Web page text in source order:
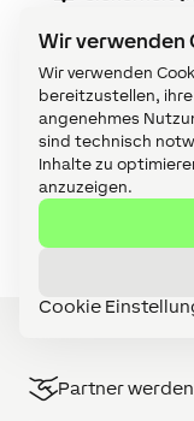
Wir verwenden
Wir verwenden
bereitzustellen,
angenehmes
sind technisch
Inhalte zu
anzuzeigen.
Cookie
Video
Wartung &
Partner werden